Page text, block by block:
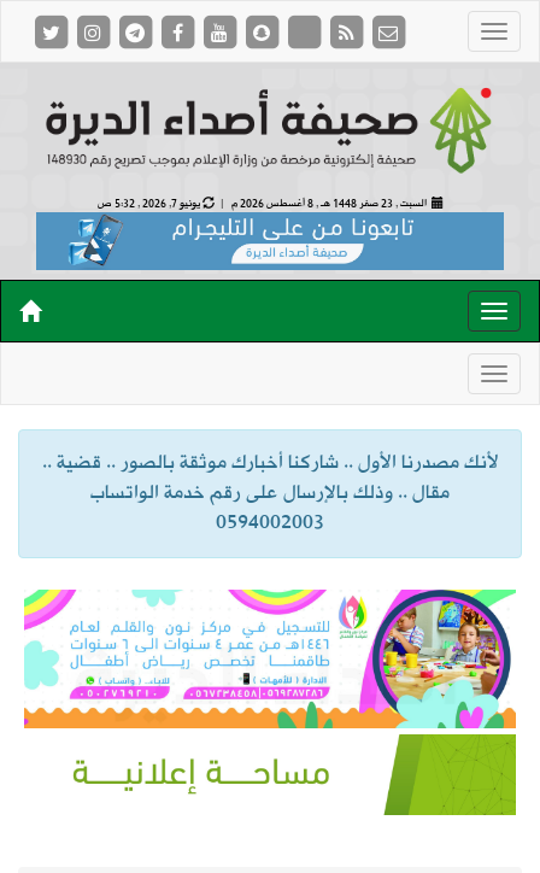
السبت , 23 صفر 1448 هـ , 8 أغسطس 2026 م | يونيو 7, 2026 , 5:32 ص
لأنك مصدرنا الأول .. شاركنا أخبارك موثقة بالصور .. قضية ..
مقال .. وذلك بالإرسال على رقم خدمة الواتساب
0594002003